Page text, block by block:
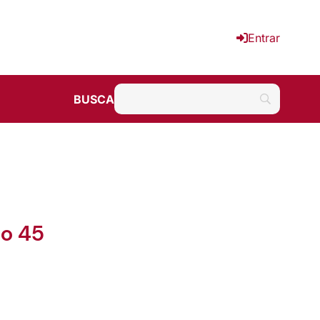
Entrar
BUSCA
45